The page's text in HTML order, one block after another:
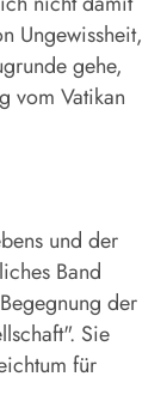
Ungewissheit,
gehe,
vom Vatikan
und der
Band
der
Sie
für